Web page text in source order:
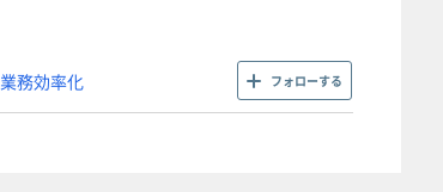
業務効率化 フォローする